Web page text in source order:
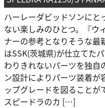
ハーレーダビッドソンにと
ない楽しみのひとつ。『ウ
ナーの参考となりそうな最
はSSK(茨城県)が仕立てた
わりきれないパーツを独自
ン設計によりパーツ装着が
ップグレードを図ることが
スピードラのカ […]